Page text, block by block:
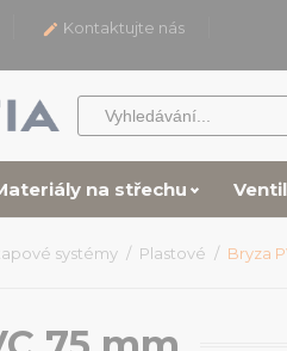
 Kontaktujte nás
na střechu
systémy Plastové Bryza